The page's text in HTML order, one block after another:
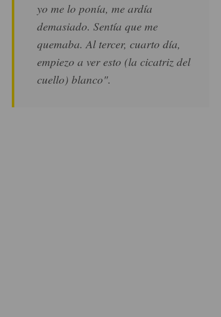
yo me lo ponía, me ardía
demasiado. Sentía que me
quemaba. Al tercer, cuarto día,
empiezo a ver esto (la cicatriz del
cuello) blanco".